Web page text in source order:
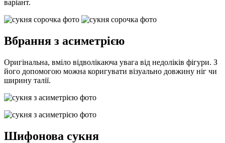
варіант.
Вбрання з асиметрією
Оригінальна, вміло відволікаюча увага від недоліків фігури. З
його допомогою можна коригувати візуально довжину ніг чи
ширину талії.
Шифонова сукня